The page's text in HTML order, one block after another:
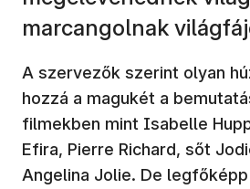
marcangolnak
A szervezők szerint olyan
hozzá a magukét a
filmekben mint Isabelle
Efira, Pierre Richard, sőt
Angelina Jolie. De